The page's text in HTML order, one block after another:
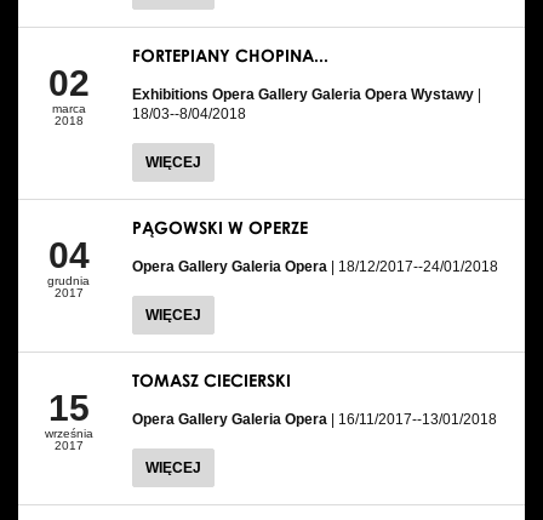
02
marca
2018
FORTEPIANY CHOPINA...
Exhibitions Opera Gallery Galeria Opera Wystawy |
18/03--8/04/2018
WIĘCEJ
04
grudnia
2017
PĄGOWSKI W OPERZE
Opera Gallery Galeria Opera | 18/12/2017--24/01/2018
WIĘCEJ
15
września
2017
TOMASZ CIECIERSKI
Opera Gallery Galeria Opera | 16/11/2017--13/01/2018
WIĘCEJ